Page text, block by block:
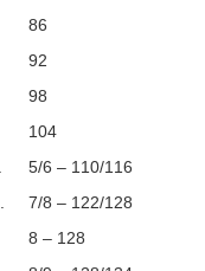
86
92
98
104
5/6 – 110/116
7/8 – 122/128
8 – 128